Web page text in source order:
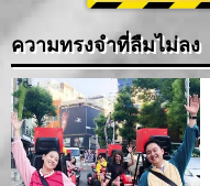
ความทรงจำที่ลืมไม่ลง